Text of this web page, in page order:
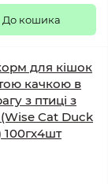
До кошика
для кішок
качкою в
з птиці з
Cat Duck
100гх4шт